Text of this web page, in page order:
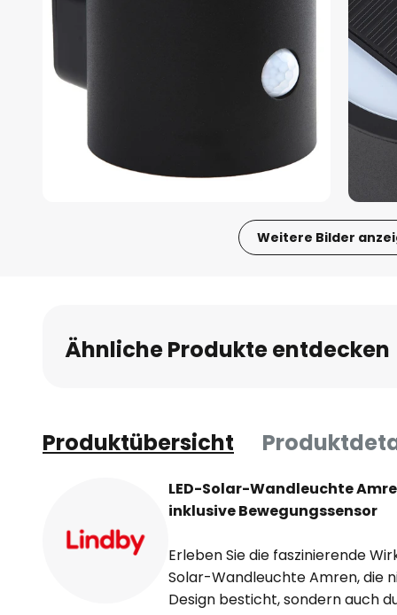
Weitere Bilder
Bildgalerie
springen
Ähnliche Produkte entdecken
Produktübersicht
LED-Solar-Wandleuchte
inklusive Bewegungssensor
Erleben Sie die faszinierende
Solar-Wandleuchte Amren, die
Design besticht, sondern auch